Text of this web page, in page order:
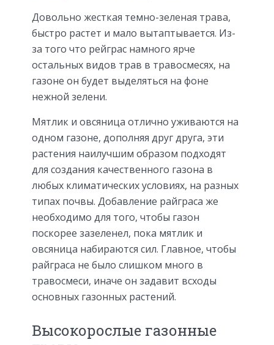
Довольно жесткая темно-зеленая трава,
быстро растет и мало вытаптывается. Из-
за того что рейграс намного ярче
остальных видов трав в травосмесях, на
газоне он будет выделяться на фоне
нежной зелени.
Мятлик и овсяница отлично уживаются на
одном газоне, дополняя друг друга, эти
растения наилучшим образом подходят
для создания качественного газона в
любых климатических условиях, на разных
типах почвы. Добавление райграса же
необходимо для того, чтобы газон
поскорее зазеленел, пока мятлик и
овсяница набираются сил. Главное, чтобы
райграса не было слишком много в
травосмеси, иначе он задавит всходы
основных газонных растений.
Высокорослые газонные